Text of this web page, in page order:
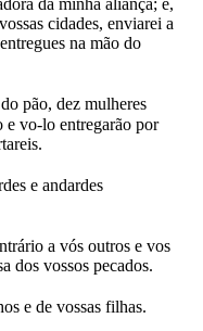
da minha aliança; e,
cidades, enviarei a
na mão do
pão, dez mulheres
e vo-lo entregarão por
e andardes
a vós outros e vos
dos vossos pecados.
e de vossas filhas.